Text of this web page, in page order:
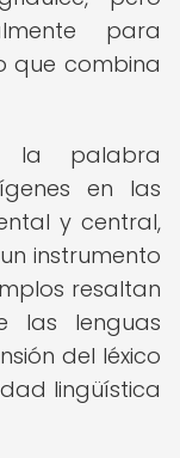
para
que combina
la palabra
en las
y central,
instrumento
resaltan
las lenguas
del léxico
lingüística